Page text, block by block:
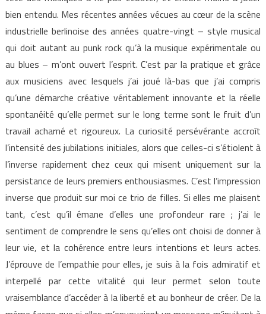
bien entendu. Mes récentes années vécues au cœur de la scène
industrielle berlinoise des années quatre-vingt – style musical
qui doit autant au punk rock qu’à la musique expérimentale ou
au blues – m’ont ouvert l’esprit. C’est par la pratique et grâce
aux musiciens avec lesquels j’ai joué là-bas que j’ai compris
qu’une démarche créative véritablement innovante et la réelle
spontanéité qu’elle permet sur le long terme sont le fruit d’un
travail acharné et rigoureux. La curiosité persévérante accroît
l’intensité des jubilations initiales, alors que celles-ci s’étiolent à
l’inverse rapidement chez ceux qui misent uniquement sur la
persistance de leurs premiers enthousiasmes. C’est l’impression
inverse que produit sur moi ce trio de filles. Si elles me plaisent
tant, c’est qu’il émane d’elles une profondeur rare ; j’ai le
sentiment de comprendre le sens qu’elles ont choisi de donner à
leur vie, et la cohérence entre leurs intentions et leurs actes.
J’éprouve de l’empathie pour elles, je suis à la fois admiratif et
interpellé par cette vitalité qui leur permet selon toute
vraisemblance d’accéder à la liberté et au bonheur de créer. De la